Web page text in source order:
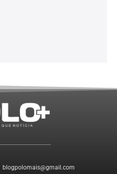
blogpolomais@gmail.com